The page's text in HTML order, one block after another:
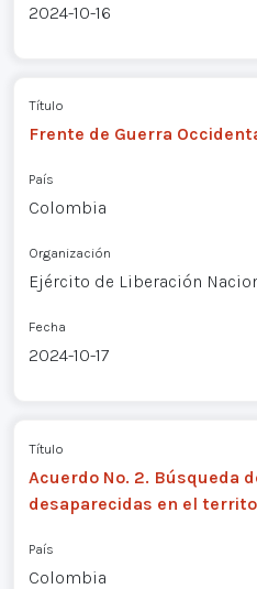
2024-10-16
Título
Frente de Guerra
País
Colombia
Organización
Ejército de Liberación
Fecha
2024-10-17
Título
Acuerdo No. 2. Búsqueda
desaparecidas en el
País
Colombia